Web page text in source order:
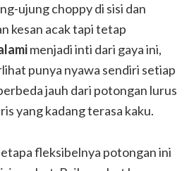
ujung choppy di sisi dan
kesan acak tapi tetap
menjadi inti dari gaya ini,
punya nyawa sendiri setiap
jauh dari potongan lurus
yang kadang terasa kaku.
fleksibelnya potongan ini